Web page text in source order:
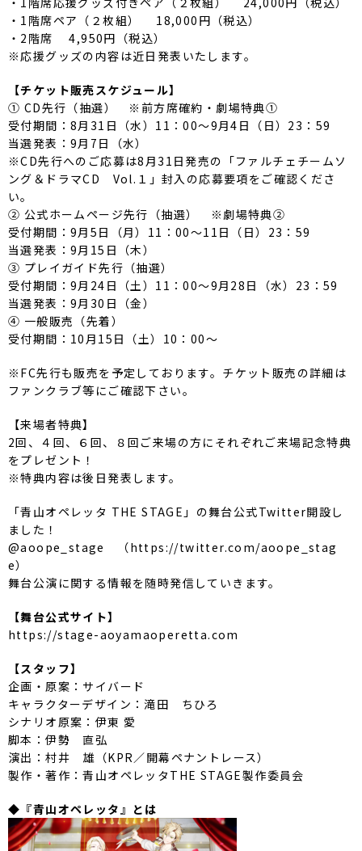
・1階席ペア（２枚組） 18,000円（税込）
・2階席 4,950円（税込）
※応援グッズの内容は近日発表いたします。
【チケット販売スケジュール】
① CD先行（抽選） ※前方席確約・劇場特典①
受付期間：8月31日（水）11：00～9月4日（日）23：59
当選発表：9月7日（水）
※CD先行へのご応募は8月31日発売の「ファルチェチームソ
ング＆ドラマCD Vol.１」封入の応募要項をご確認くださ
い。
② 公式ホームページ先行（抽選） ※劇場特典②
受付期間：9月5日（月）11：00～11日（日）23：59
当選発表：9月15日（木）
③ プレイガイド先行（抽選）
受付期間：9月24日（土）11：00～9月28日（水）23：59
当選発表：9月30日（金）
④ 一般販売（先着）
受付期間：10月15日（土）10：00～
※FC先行も販売を予定しております。チケット販売の詳細は
ファンクラブ等にご確認下さい。
【来場者特典】
2回、４回、６回、８回ご来場の方にそれぞれご来場記念特典
をプレゼント！
※特典内容は後日発表します。
「青山オペレッタ THE STAGE」の舞台公式Twitter開設し
ました！
@aoope_stage （https://twitter.com/aoope_stag
e）
舞台公演に関する情報を随時発信していきます。
【舞台公式サイト】
https://stage-aoyamaoperetta.com
【スタッフ】
企画・原案：サイバード
キャラクターデザイン：滝田 ちひろ
シナリオ原案：伊東 愛
脚本：伊勢 直弘
演出：村井 雄（KPR／開幕ペナントレース）
製作・著作：青山オペレッタTHE STAGE製作委員会
◆『青山オペレッタ』とは